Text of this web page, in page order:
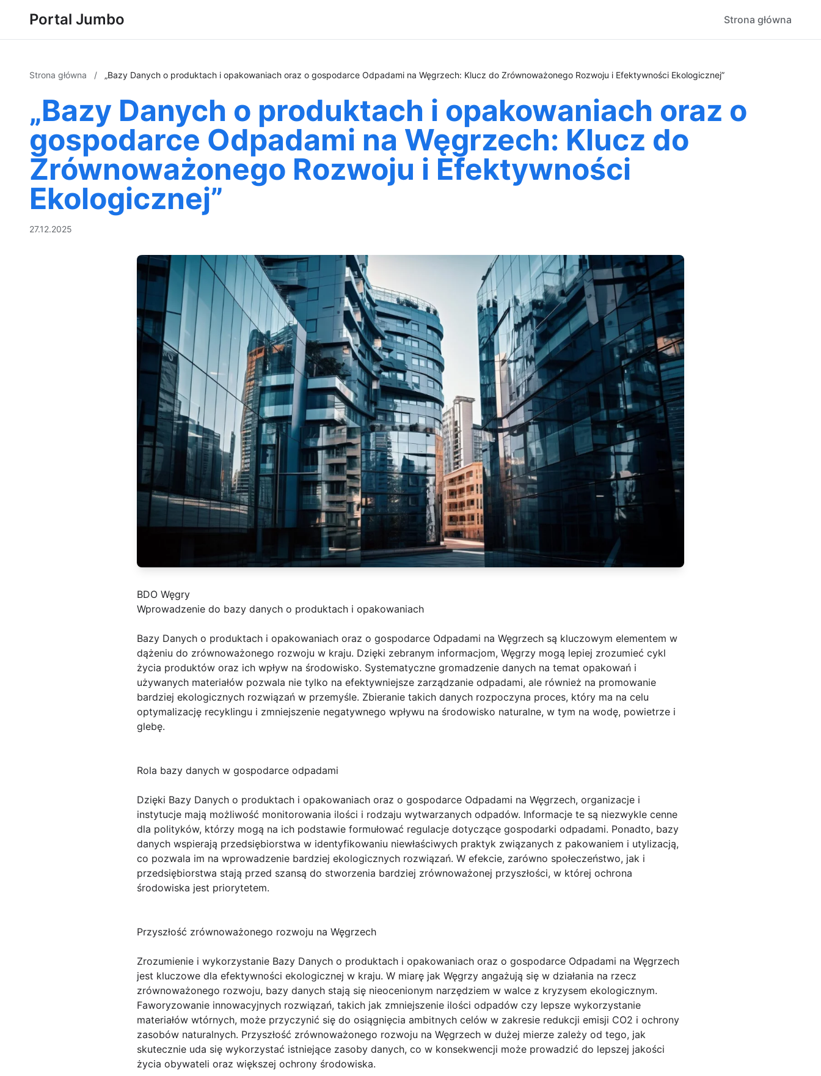
Portal Jumbo Strona główna
Strona główna / „Bazy Danych o produktach i opakowaniach oraz o gospodarce Odpadami na Węgrzech: Klucz do Zrównoważonego Rozwoju i Efektywności Ekologicznej”
„Bazy Danych o produktach i opakowaniach oraz o
gospodarce Odpadami na Węgrzech: Klucz do
Zrównoważonego Rozwoju i Efektywności
Ekologicznej”
27.12.2025
BDO Węgry
Wprowadzenie do bazy danych o produktach i opakowaniach
Bazy Danych o produktach i opakowaniach oraz o gospodarce Odpadami na Węgrzech są kluczowym elementem w
dążeniu do zrównoważonego rozwoju w kraju. Dzięki zebranym informacjom, Węgrzy mogą lepiej zrozumieć cykl
życia produktów oraz ich wpływ na środowisko. Systematyczne gromadzenie danych na temat opakowań i
używanych materiałów pozwala nie tylko na efektywniejsze zarządzanie odpadami, ale również na promowanie
bardziej ekologicznych rozwiązań w przemyśle. Zbieranie takich danych rozpoczyna proces, który ma na celu
optymalizację recyklingu i zmniejszenie negatywnego wpływu na środowisko naturalne, w tym na wodę, powietrze i
glebę.
Rola bazy danych w gospodarce odpadami
Dzięki Bazy Danych o produktach i opakowaniach oraz o gospodarce Odpadami na Węgrzech, organizacje i
instytucje mają możliwość monitorowania ilości i rodzaju wytwarzanych odpadów. Informacje te są niezwykle cenne
dla polityków, którzy mogą na ich podstawie formułować regulacje dotyczące gospodarki odpadami. Ponadto, bazy
danych wspierają przedsiębiorstwa w identyfikowaniu niewłaściwych praktyk związanych z pakowaniem i utylizacją,
co pozwala im na wprowadzenie bardziej ekologicznych rozwiązań. W efekcie, zarówno społeczeństwo, jak i
przedsiębiorstwa stają przed szansą do stworzenia bardziej zrównoważonej przyszłości, w której ochrona
środowiska jest priorytetem.
Przyszłość zrównoważonego rozwoju na Węgrzech
Zrozumienie i wykorzystanie Bazy Danych o produktach i opakowaniach oraz o gospodarce Odpadami na Węgrzech
jest kluczowe dla efektywności ekologicznej w kraju. W miarę jak Węgrzy angażują się w działania na rzecz
zrównoważonego rozwoju, bazy danych stają się nieocenionym narzędziem w walce z kryzysem ekologicznym.
Faworyzowanie innowacyjnych rozwiązań, takich jak zmniejszenie ilości odpadów czy lepsze wykorzystanie
materiałów wtórnych, może przyczynić się do osiągnięcia ambitnych celów w zakresie redukcji emisji CO2 i ochrony
zasobów naturalnych. Przyszłość zrównoważonego rozwoju na Węgrzech w dużej mierze zależy od tego, jak
skutecznie uda się wykorzystać istniejące zasoby danych, co w konsekwencji może prowadzić do lepszej jakości
życia obywateli oraz większej ochrony środowiska.